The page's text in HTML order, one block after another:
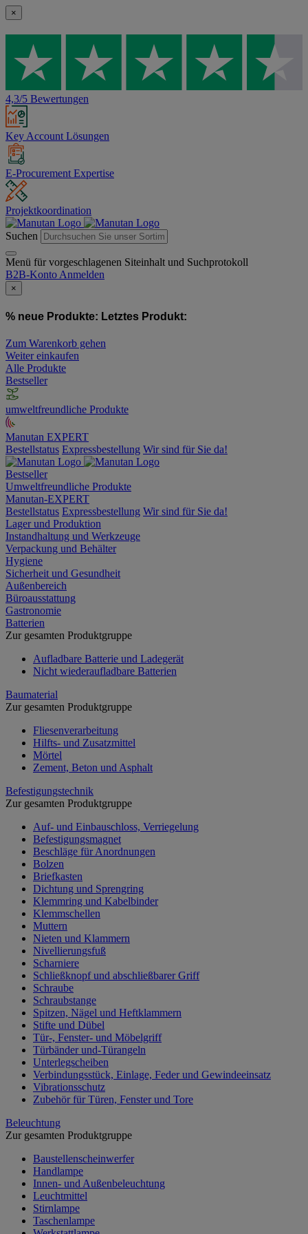
×
4,3/5 Bewertungen
Key Account Lösungen
E-Procurement Expertise
Projektkoordination
Suchen
Menü für vorgeschlagenen Siteinhalt und Suchprotokoll
B2B-Konto Anmelden
×
% neue Produkte: Letztes Produkt:
Zum Warenkorb gehen
Weiter einkaufen
Alle Produkte
Bestseller
umweltfreundliche Produkte
Manutan EXPERT
Bestellstatus Expressbestellung Wir sind für Sie da!
Bestseller
Umweltfreundliche Produkte
Manutan-EXPERT
Bestellstatus Expressbestellung Wir sind für Sie da!
Lager und Produktion
Instandhaltung und Werkzeuge
Verpackung und Behälter
Hygiene
Sicherheit und Gesundheit
Außenbereich
Büroausstattung
Gastronomie
Batterien
Zur gesamten Produktgruppe
Aufladbare Batterie und Ladegerät
Nicht wiederaufladbare Batterien
Baumaterial
Zur gesamten Produktgruppe
Fliesenverarbeitung
Hilfts- und Zusatzmittel
Mörtel
Zement, Beton und Asphalt
Befestigungstechnik
Zur gesamten Produktgruppe
Auf- und Einbauschloss, Verriegelung
Befestigungsmagnet
Beschläge für Anordnungen
Bolzen
Briefkasten
Dichtung und Sprengring
Klemmring und Kabelbinder
Klemmschellen
Muttern
Nieten und Klammern
Nivellierungsfuß
Scharniere
Schließknopf und abschließbarer Griff
Schraube
Schraubstange
Spitzen, Nägel und Heftklammern
Stifte und Dübel
Tür-, Fenster- und Möbelgriff
Türbänder und-Türangeln
Unterlegscheiben
Verbindungsstück, Einlage, Feder und Gewindeeinsatz
Vibrationsschutz
Zubehör für Türen, Fenster und Tore
Beleuchtung
Zur gesamten Produktgruppe
Baustellenscheinwerfer
Handlampe
Innen- und Außenbeleuchtung
Leuchtmittel
Stirnlampe
Taschenlampe